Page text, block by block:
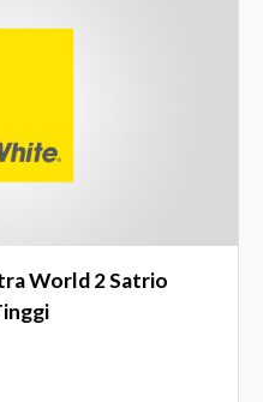
World 2 Satrio